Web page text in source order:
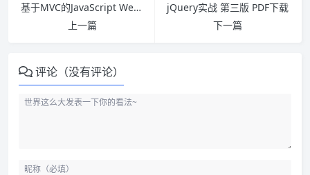
基于MVC的JavaScript Web富应用开发 PDF下载
上一篇
jQuery实战 第三版 PDF下载
下一篇
评论（没有评论）